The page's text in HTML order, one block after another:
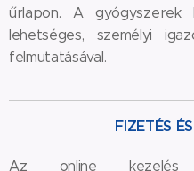
űrlapon. A gyógyszerek
lehetséges, személyi
felmutatásával.
FIZETÉS
Az online kezelés